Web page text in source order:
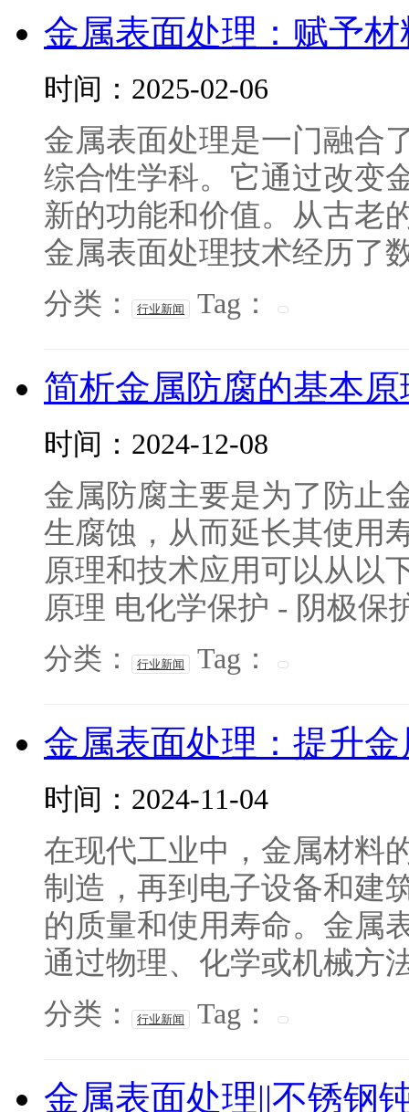
金属表面处理：赋予
时间：2025-02-06
金属表面处理是一门融合
综合性学科。它通过改变
新的功能和价值。从古老
金属表面处理技术经历了
分类： 行业新闻 Tag：
简析金属防腐的基本
时间：2024-12-08
金属防腐主要是为了防止
生腐蚀，从而延长其使用
原理和技术应用可以从以
原理 电化学保护 - 阴极保
分类： 行业新闻 Tag：
金属表面处理：提升
时间：2024-11-04
在现代工业中，金属材料
制造，再到电子设备和建
的质量和使用寿命。金属
通过物理、化学或机械方
分类： 行业新闻 Tag：
金属表面处理||不锈钢